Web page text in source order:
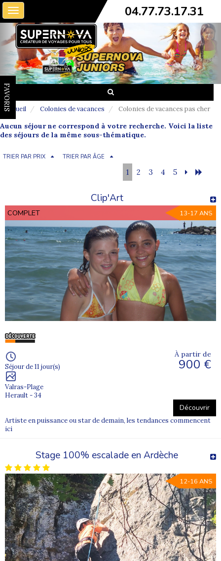
Toggle
navigation
04.77.73.17.31
FAVORIS
Accueil Colonies de vacances Colonies de vacances pas cher
Aucun séjour ne correspond à votre recherche. Voici la liste
des séjours de la même sous-thématique.
TRIER PAR PRIX TRIER PAR ÂGE
1 2 3 4 5
Clip'Art
COMPLET 13-17 ANS
Séjour de 11 jour(s)
Valras-Plage
Herault - 34
À partir de
900 €
Découvrir
Artiste en puissance ou star de demain, les tendances commencent
ici
Stage 100% escalade en Ardèche
12-16 ANS